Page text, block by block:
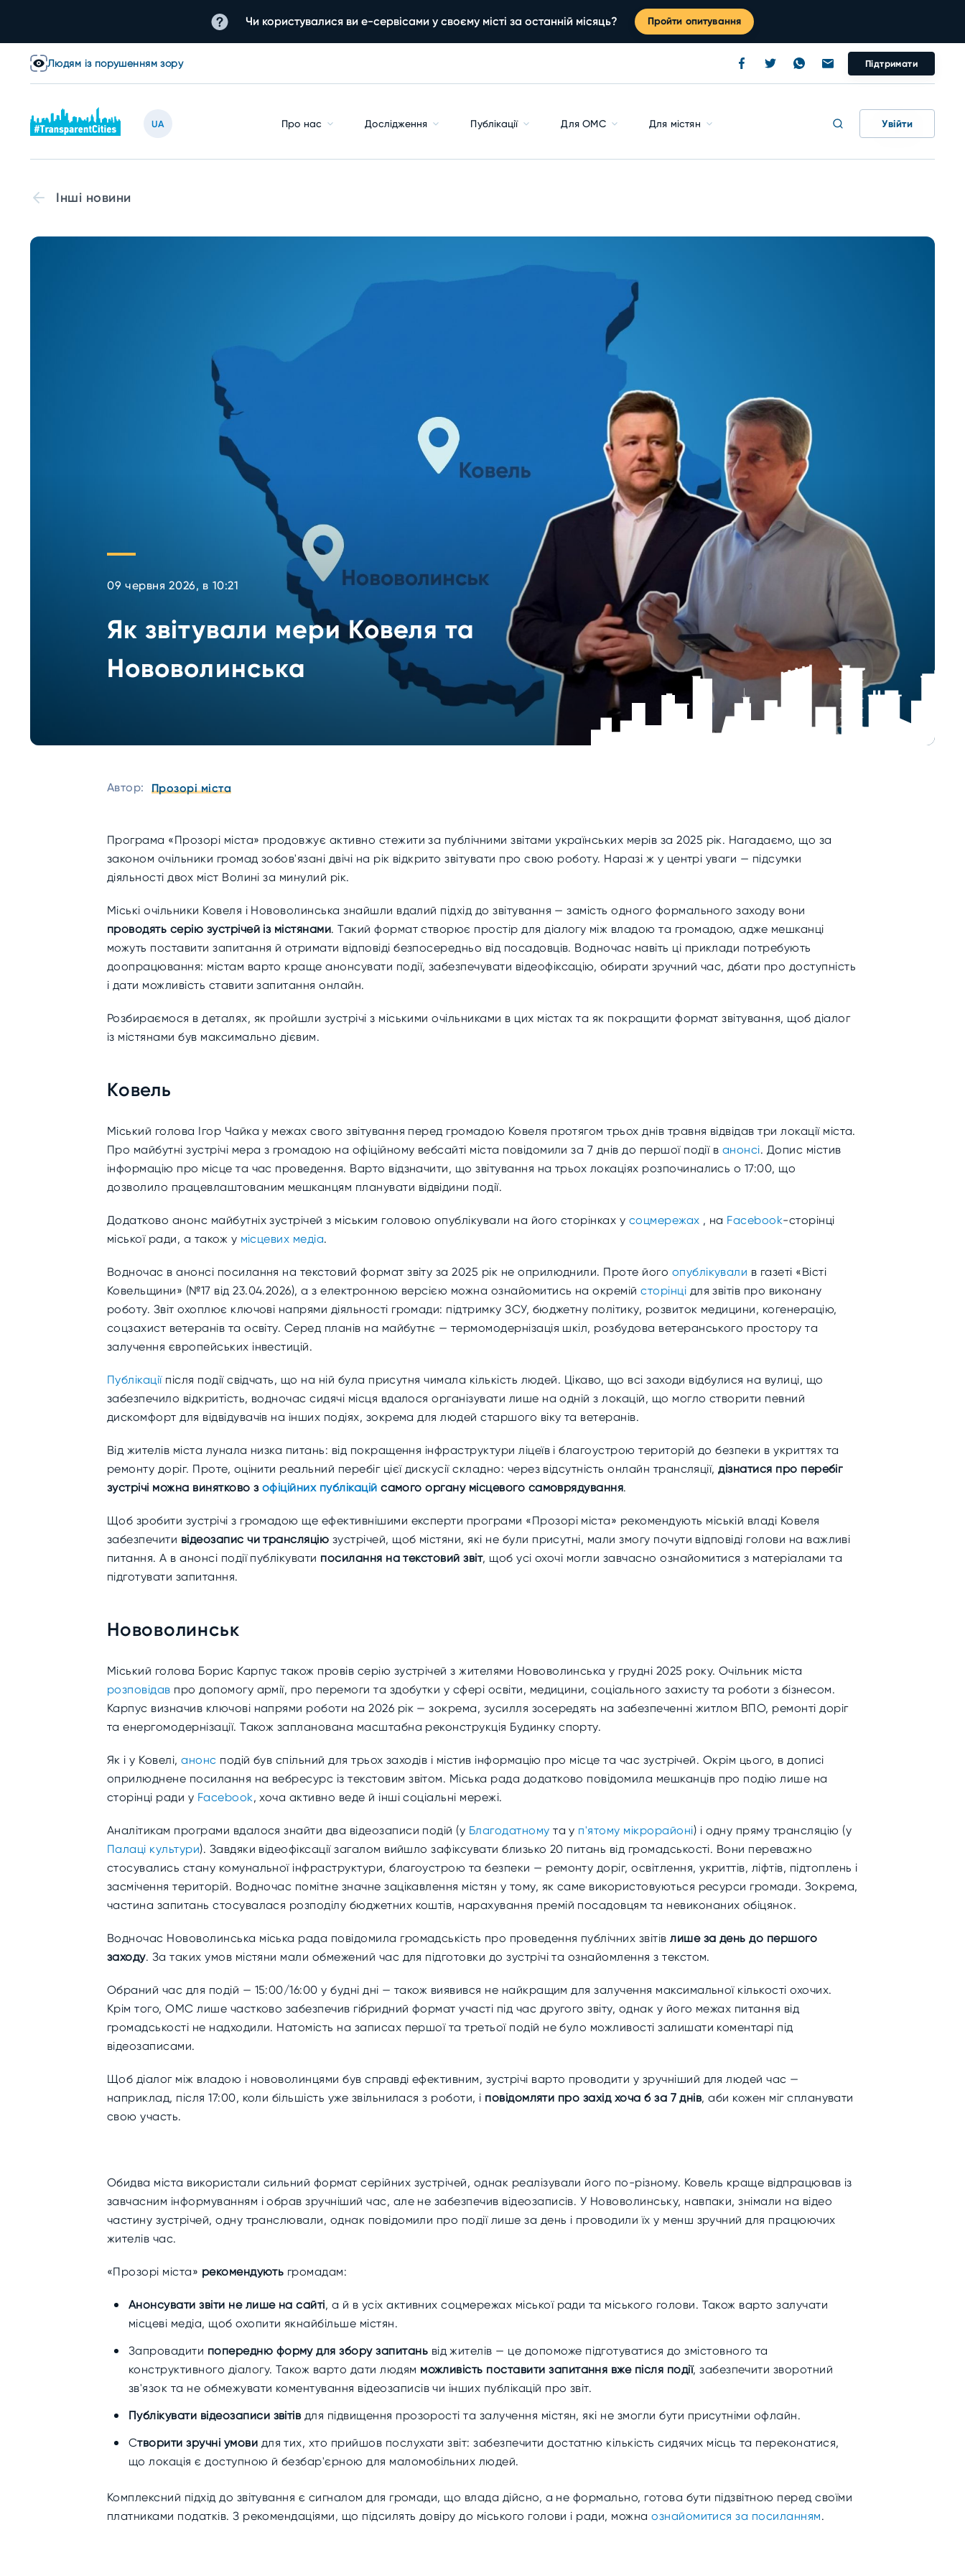
Чи користувалися ви е-сервісами у своєму місті за останній місяць? Пройти опитування
Людям із порушенням зору Підтримати
UA Про нас Дослідження Публікації Для ОМС Для містян Увійти
Інші новини
09 червня 2026, в 10:21
Як звітували мери Ковеля та
Нововолинська
Автор: Прозорі міста
Програма «Прозорі міста» продовжує активно стежити за публічними звітами українських мерів за 2025 рік. Нагадаємо, що за
законом очільники громад зобов'язані двічі на рік відкрито звітувати про свою роботу. Наразі ж у центрі уваги — підсумки
діяльності двох міст Волині за минулий рік.
Міські очільники Ковеля і Нововолинська знайшли вдалий підхід до звітування — замість одного формального заходу вони
проводять серію зустрічей із містянами. Такий формат створює простір для діалогу між владою та громадою, адже мешканці
можуть поставити запитання й отримати відповіді безпосередньо від посадовців. Водночас навіть ці приклади потребують
доопрацювання: містам варто краще анонсувати події, забезпечувати відеофіксацію, обирати зручний час, дбати про доступність
і дати можливість ставити запитання онлайн.
Розбираємося в деталях, як пройшли зустрічі з міськими очільниками в цих містах та як покращити формат звітування, щоб діалог
із містянами був максимально дієвим.
Ковель
Міський голова Ігор Чайка у межах свого звітування перед громадою Ковеля протягом трьох днів травня відвідав три локації міста.
Про майбутні зустрічі мера з громадою на офіційному вебсайті міста повідомили за 7 днів до першої події в анонсі. Допис містив
інформацію про місце та час проведення. Варто відзначити, що звітування на трьох локаціях розпочинались о 17:00, що
дозволило працевлаштованим мешканцям планувати відвідини події.
Додатково анонс майбутніх зустрічей з міським головою опублікували на його сторінках у соцмережах , на Facebook-сторінці
міської ради, а також у місцевих медіа.
Водночас в анонсі посилання на текстовий формат звіту за 2025 рік не оприлюднили. Проте його опублікували в газеті «Вісті
Ковельщини» (№17 від 23.04.2026), а з електронною версією можна ознайомитись на окремійсторінці для звітів про виконану
роботу. Звіт охоплює ключові напрями діяльності громади: підтримку ЗСУ, бюджетну політику, розвиток медицини, когенерацію,
соцзахист ветеранів та освіту. Серед планів на майбутнє — термомодернізація шкіл, розбудова ветеранського простору та
залучення європейських інвестицій.
Публікаціїпісля події свідчать, що на ній була присутня чимала кількість людей. Цікаво, що всі заходи відбулися на вулиці, що
забезпечило відкритість, водночас сидячі місця вдалося організувати лише на одній з локацій, що могло створити певний
дискомфорт для відвідувачів на інших подіях, зокрема для людей старшого віку та ветеранів.
Від жителів міста лунала низка питань: від покращення інфраструктури ліцеїв і благоустрою територій до безпеки в укриттях та
ремонту доріг. Проте, оцінити реальний перебіг цієї дискусії складно: через відсутність онлайн трансляції,дізнатися про перебіг
зустрічі можна винятково з офіційних публікацій самого органу місцевого самоврядування.
Щоб зробити зустрічі з громадою ще ефективнішими експерти програми «Прозорі міста» рекомендують міській владі Ковеля
забезпечити відеозапис чи трансляцію зустрічей, щоб містяни, які не були присутні, мали змогу почути відповіді голови на важливі
питання. А в анонсі події публікувати посилання на текстовий звіт, щоб усі охочі могли завчасно ознайомитися з матеріалами та
підготувати запитання.
Нововолинськ
Міський голова Борис Карпус також провів серію зустрічей з жителями Нововолинська у грудні 2025 року. Очільник міста
розповідав про допомогу армії, про перемоги та здобутки у сфері освіти, медицини, соціального захисту та роботи з бізнесом.
Карпус визначив ключові напрями роботи на 2026 рік — зокрема, зусилля зосередять на забезпеченні житлом ВПО, ремонті доріг
та енергомодернізації. Також запланована масштабна реконструкція Будинку спорту.
Як і у Ковелі,анонс подій був спільний для трьох заходів і містив інформацію про місце та час зустрічей. Окрім цього, в дописі
оприлюднене посилання на вебресурс із текстовим звітом. Міська рада додатково повідомила мешканців про подію лише на
сторінці ради у Facebook, хоча активно веде й інші соціальні мережі.
Аналітикам програми вдалося знайти два відеозаписи подій (у Благодатному та у п'ятому мікрорайоні) і одну пряму трансляцію (у
Палаці культури). Завдяки відеофіксації загалом вийшло зафіксувати близько 20 питань від громадськості. Вони переважно
стосувались стану комунальної інфраструктури, благоустрою та безпеки — ремонту доріг, освітлення, укриттів, ліфтів, підтоплень і
засмічення територій. Водночас помітне значне зацікавлення містян у тому, як саме використовуються ресурси громади. Зокрема,
частина запитань стосувалася розподілу бюджетних коштів, нарахування премій посадовцям та невиконаних обіцянок.
Водночас Нововолинська міська рада повідомила громадськість про проведення публічних звітівлише за день до першого
заходу. За таких умов містяни мали обмежений час для підготовки до зустрічі та ознайомлення з текстом.
Обраний час для подій — 15:00/16:00 у будні дні — також виявився не найкращим для залучення максимальної кількості охочих.
Крім того, ОМС лише частково забезпечив гібридний формат участі під час другого звіту, однак у його межах питання від
громадськості не надходили. Натомість на записах першої та третьої подій не було можливості залишати коментарі під
відеозаписами.
Щоб діалог між владою і нововолинцями був справді ефективним, зустрічі варто проводити у зручніший для людей час —
наприклад, після 17:00, коли більшість уже звільнилася з роботи, і повідомляти про захід хоча б за 7 днів, аби кожен міг спланувати
свою участь.
Обидва міста використали сильний формат серійних зустрічей, однак реалізували його по-різному. Ковель краще відпрацював із
завчасним інформуванням і обрав зручніший час, але не забезпечив відеозаписів. У Нововолинську, навпаки, знімали на відео
частину зустрічей, одну транслювали, однак повідомили про події лише за день і проводили їх у менш зручний для працюючих
жителів час.
«Прозорі міста» рекомендують громадам:
Анонсувати звіти не лише на сайті, а й в усіх активних соцмережах міської ради та міського голови. Також варто залучати
місцеві медіа, щоб охопити якнайбільше містян.
Запровадити попередню форму для збору запитань від жителів — це допоможе підготуватися до змістовного та
конструктивного діалогу. Також варто дати людям можливість поставити запитання вже після події, забезпечити зворотний
зв'язок та не обмежувати коментування відеозаписів чи інших публікацій про звіт.
Публікувати відеозаписи звітівдля підвищення прозорості та залучення містян, які не змогли бути присутніми офлайн.
Створити зручні умови для тих, хто прийшов послухати звіт: забезпечити достатню кількість сидячих місць та переконатися,
що локація є доступною й безбар'єрною для маломобільних людей.
Комплексний підхід до звітування є сигналом для громади, що влада дійсно, а не формально, готова бути підзвітною перед своїми
платниками податків. З рекомендаціями, що підсилять довіру до міського голови і ради, можнаознайомитися за посиланням.